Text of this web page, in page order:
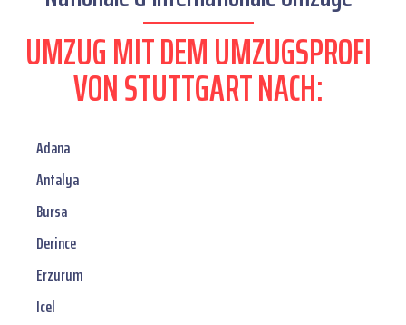
UMZUG MIT DEM UMZUGSPROFI
VON STUTTGART NACH:
Adana
Antalya
Bursa
Derince
Erzurum
Icel